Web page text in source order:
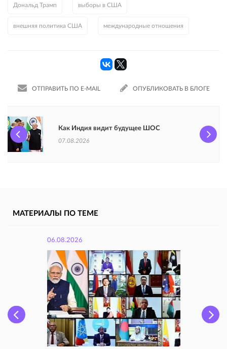
Дональд Трамп выборы в США
внешняя политика США международные отношения
ОТПРАВИТЬ ПО E-MAIL ОПУБЛИКОВАТЬ В БЛОГЕ
Как Индия видит будущее ШОС
07.08.2026
МАТЕРИАЛЫ ПО ТЕМЕ
06.08.2026